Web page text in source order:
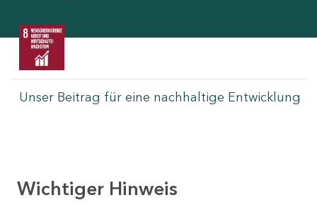
Unser Beitrag für eine nachhaltige Entwicklung
Wichtiger Hinweis